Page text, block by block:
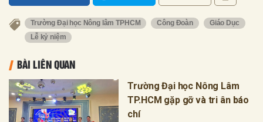
Trường Đại học Nông lâm TPHCM Công Đoàn
Giáo Dục
Lễ kỷ niệm
BÀI LIÊN QUAN
Trường Đại học Nông Lâm
TP.HCM gặp gỡ và tri ân báo
chí